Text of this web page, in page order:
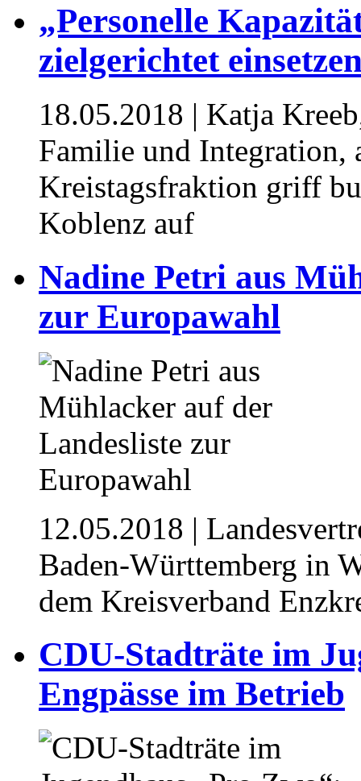
„Personelle
zielgerichtet
18.05.2018 | Katja
Familie und Integration,
Kreistagsfraktion griff
Koblenz auf
Nadine Petri aus
zur Europawahl
12.05.2018 |
Baden-Württemberg in
dem Kreisverband
CDU-Stadträte im
Engpässe im Betrieb